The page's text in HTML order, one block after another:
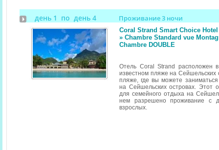
день 1 по день 4 Проживание 3 ночи
Coral Strand Smart Choice Hotel
» Chambre Standard vue
Chambre DOUBLE
Отель Coral Strand расположен
известном пляже на Сейшельских
пляже, где вы можете
на Сейшельских островах. Этот
для семейного отдыха на
нем разрешено проживание с
взрослых.